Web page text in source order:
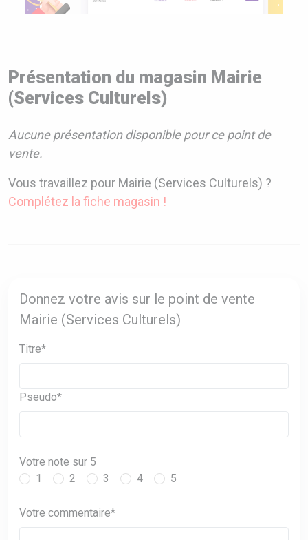
Présentation du magasin Mairie
(Services Culturels)
Aucune présentation disponible pour ce point de
vente.
Vous travaillez pour Mairie (Services Culturels) ?
Complétez la fiche magasin !
Donnez votre avis sur le point de vente
Mairie (Services Culturels)
Titre*
Pseudo*
Votre note sur 5
1
2 3 4 5
Votre commentaire*